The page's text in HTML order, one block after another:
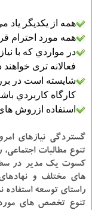
همه از يکديگر ياد
همه مورد احترام
در مواردي كه با
فعالانه تری
شايسته است در
کارگاه كاربردي
استفاده ازروش
گستردگي نيازهاي
تنوع مطالبات
كسوت يك مدير در سطح
هاي مختلف و نهادهاي
راستاي توسعه استفاده
تنوع تخصص هاي مورد